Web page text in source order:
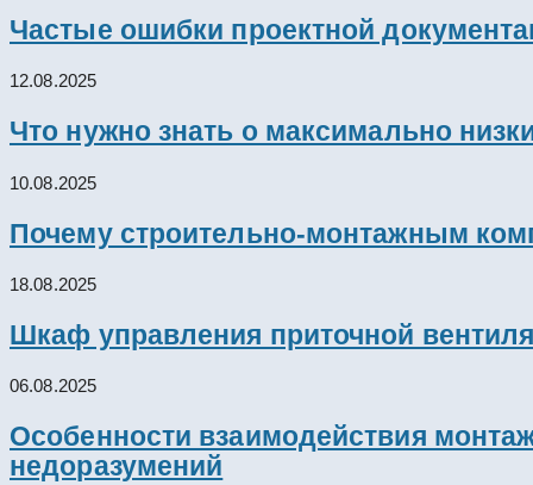
Частые ошибки проектной
12.08.2025
Что нужно знать о максимально
10.08.2025
Почему строительно-монтажным
18.08.2025
Шкаф управления приточной
06.08.2025
Особенности взаимодействия
недоразумений